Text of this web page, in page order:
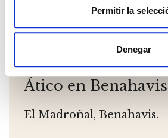
Permitir la
Denegar
REF: 02292
Ático en Benahavis
El Madroñal, Benahavis.